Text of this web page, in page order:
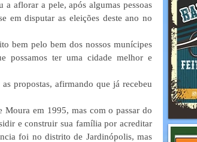
aflorar a pele, após algumas pessoas
em disputar as eleições deste ano no
bem pelo bem dos nossos munícipes
possamos ter uma cidade melhor e
propostas, afirmando que já recebeu
Moura em 1995, mas com o passar do
e construir sua família por acreditar
foi no distrito de Jardinópolis, mas